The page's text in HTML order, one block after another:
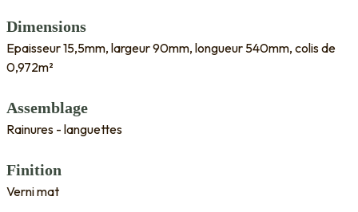
Dimensions
Epaisseur 15,5mm, largeur 90mm, longueur 540mm, colis de
0,972m²
Assemblage
Rainures - languettes
Finition
Verni mat